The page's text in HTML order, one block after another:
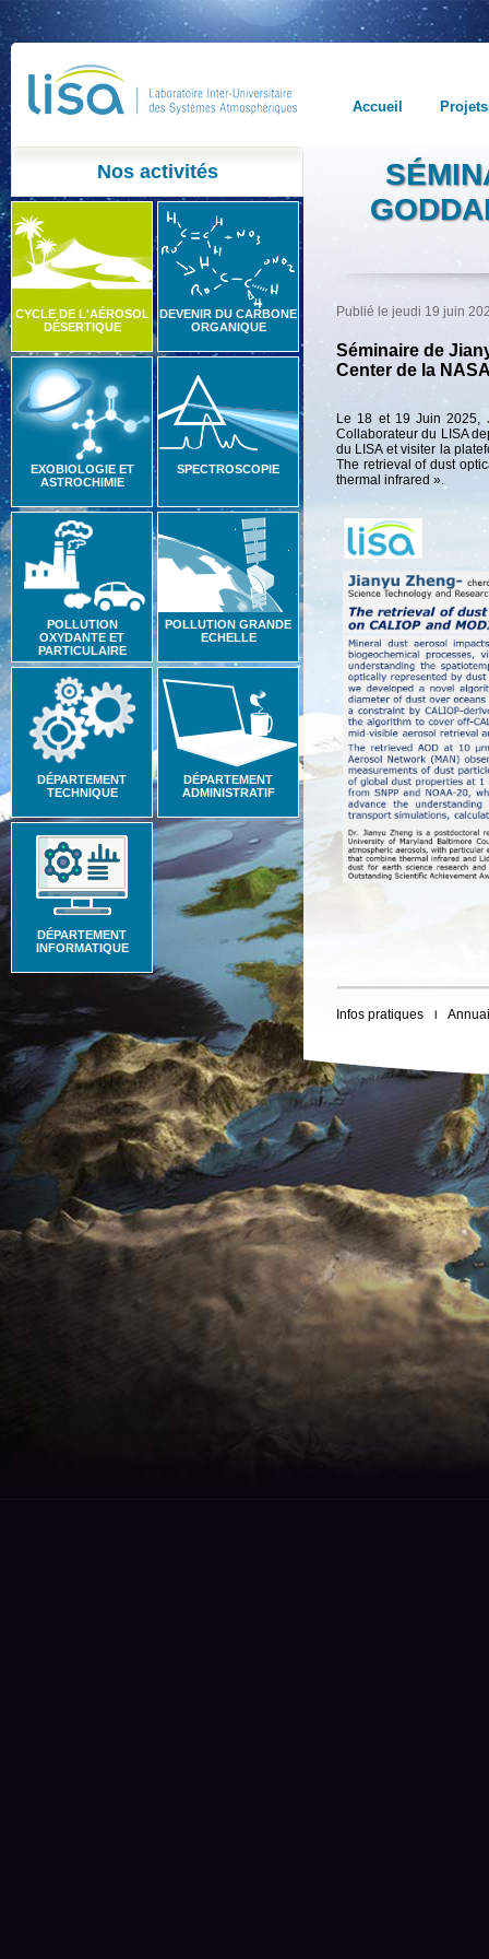
Accueil Projets
Nos activités
CYCLE DE L'AÉROSOL
DÉSERTIQUE
DEVENIR DU CARBONE
ORGANIQUE
EXOBIOLOGIE ET
ASTROCHIMIE
SPECTROSCOPIE
POLLUTION
OXYDANTE ET
PARTICULAIRE
POLLUTION GRANDE
ECHELLE
DÉPARTEMENT
TECHNIQUE
DÉPARTEMENT
ADMINISTRATIF
DÉPARTEMENT
INFORMATIQUE
Publié le jeudi 19 juin
Séminaire de
Center de la
Le 18 et 19 Juin 2025,
Collaborateur du LISA
du LISA et visiter la
The retrieval of dust
thermal infrared ».
Infos pratiques